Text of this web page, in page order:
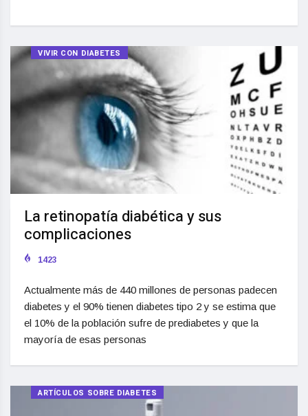
VIVIR CON DIABETES
La retinopatía diabética y sus
complicaciones
1423
Actualmente más de 440 millones de personas padecen
diabetes y el 90% tienen diabetes tipo 2 y se estima que
el 10% de la población sufre de prediabetes y que la
mayoría de esas personas
ARTÍCULOS SOBRE DIABETES